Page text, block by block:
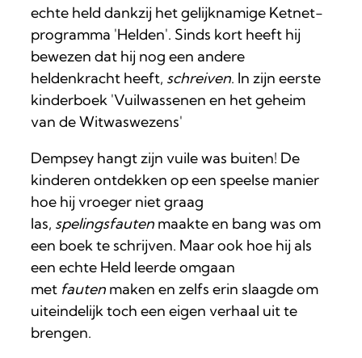
echte held dankzij het gelijknamige Ketnet-
programma 'Helden'. Sinds kort heeft hij
bewezen dat hij nog een andere
heldenkracht heeft, schreiven. In zijn eerste
kinderboek 'Vuilwassenen en het geheim
van de Witwaswezens'
Dempsey hangt zijn vuile was buiten! De
kinderen ontdekken op een speelse manier
hoe hij vroeger niet graag
las, spelingsfauten maakte en bang was om
een boek te schrijven. Maar ook hoe hij als
een echte Held leerde omgaan
met fauten maken en zelfs erin slaagde om
uiteindelijk toch een eigen verhaal uit te
brengen.